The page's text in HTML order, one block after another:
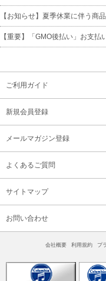
【お知らせ】夏季休業に伴う商
【重要】「GMO後払い」お支
ご利用ガイド
新規会員登録
メールマガジン登録
よくあるご質問
サイトマップ
お問い合わせ
会社概要 利用規約 プ